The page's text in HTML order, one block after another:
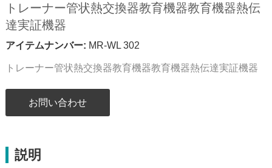
トレーナー管状熱交換器教育機器教育機器熱伝
達実証機器
アイテムナンバー: MR-WL 302
トレーナー管状熱交換器教育機器教育機器熱伝達実証機器
お問い合わせ
説明